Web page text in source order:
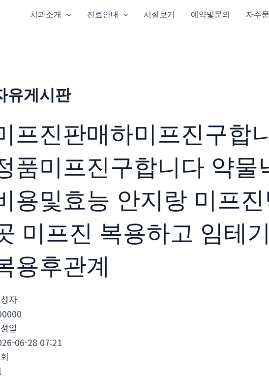
치과소개 진료안내 시설보기 예약및문의 자주
유게시판
프진판매하미프진구합
품미프진구합니다 약물
용및효능 안지랑 미프
미프진 복용하고 임테
용후관계
자
일
06-28 07:21